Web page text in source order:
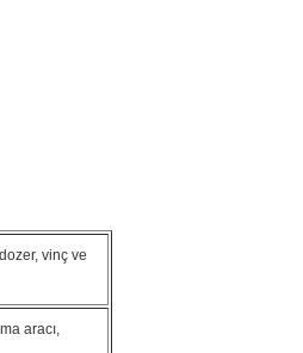
vinç ve
aracı,